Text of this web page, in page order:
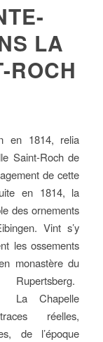
LA
ROCH
en 1814, relia
Saint-Roch de
de cette
en 1814, la
des ornements
Vint s’y
les ossements
monastère du
Rupertsberg.
La Chapelle
réelles,
de l’époque